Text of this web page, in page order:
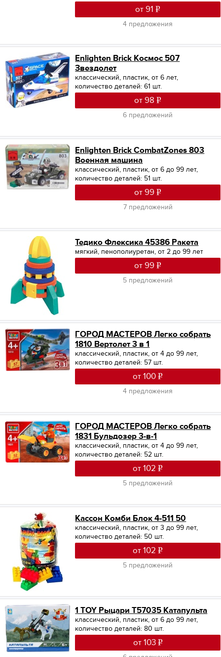
от 91
4 предложения
Enlighten Brick Космос 507
Звездолет
классический, пластик, от 6 лет,
количество деталей: 61 шт.
от 98
6 предложений
Enlighten Brick CombatZones 803
Военная машина
классический, пластик, от 6 до 99 лет,
количество деталей: 51 шт.
от 99
7 предложений
Тедико Флексика 45386 Ракета
мягкий, пенополиуретан, от 2 до 99 лет
от 99
5 предложений
ГОРОД МАСТЕРОВ Легко собрать
1810 Вертолет 3 в 1
классический, пластик, от 4 до 99 лет,
количество деталей: 57 шт.
от 100
4 предложения
ГОРОД МАСТЕРОВ Легко собрать
1831 Бульдозер 3-в-1
классический, пластик, от 4 до 99 лет,
количество деталей: 52 шт.
от 102
5 предложений
Кассон Комби Блок 4-511 50
классический, пластик, от 3 до 99 лет,
количество деталей: 50 шт.
от 102
5 предложений
1 TOY Рыцари Т57035 Катапульта
классический, пластик, от 6 до 99 лет,
количество деталей: 80 шт.
от 103